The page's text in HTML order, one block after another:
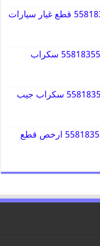
قطع غيار كيا 55818355 قطع غيار سيارات
قطع غيار باجيرو 55818355 سكراب
قطع غيار جيب 55818355 سكراب جيب
قطع غيار دودج 55818355 ارخص قطع